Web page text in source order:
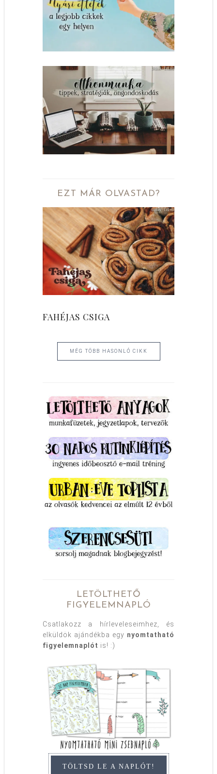
EZT MÁR OLVASTAD?
FAHÉJAS CSIGA
MÉG TÖBB HASONLÓ CIKK
LETÖLTHETŐ
FIGYELEMNAPLÓ
Csatlakozz a hírleveleseimhez, és
elküldök ajándékba egy nyomtatható
figyelemnaplót is! :)
TÖLTSD LE A NAPLÓT!